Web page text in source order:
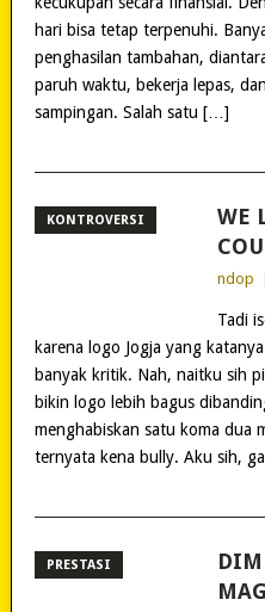
hari bisa tetap terpenuhi.
penghasilan tambahan,
paruh waktu, bekerja lepas,
sampingan. Salah satu […]
KONTROVERSI
WE
ndop
Tadi
karena logo Jogja yang
banyak kritik. Nah, naitku sih
bikin logo lebih bagus
menghabiskan satu koma dua
ternyata kena bully. Aku sih,
PRESTASI